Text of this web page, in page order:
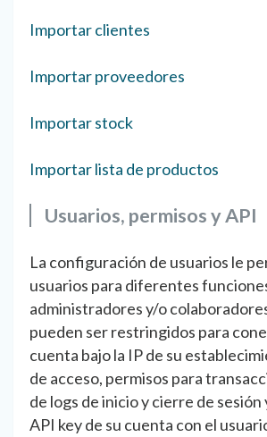
Importar clientes
Importar proveedores
Importar stock
Importar lista de productos
Usuarios, permisos y API
La configuración de usuarios le
usuarios para diferentes
administradores y/o
pueden ser restringidos para
cuenta bajo la IP de su
de acceso, permisos para
de logs de inicio y cierre de sesión
API key de su cuenta con el